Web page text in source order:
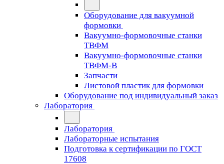
Оборудование для вакуумной
формовки
Вакуумно-формовочные станки
ТВФМ
Вакуумно-формовочные станки
ТВФМ-В
Запчасти
Листовой пластик для формовки
Оборудование под индивидуальный заказ
Лаборатория
Лаборатория
Лабораторные испытания
Подготовка к сертификации по ГОСТ
17608